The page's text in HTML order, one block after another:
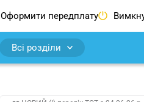
Оформити передплату
Всі розділи